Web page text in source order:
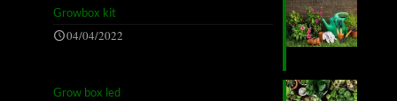
Growbox kit
04/04/2022
Grow box led